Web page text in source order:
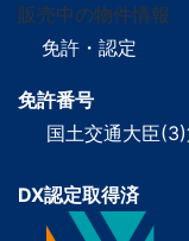
販売中の物件情報
免許・認定
免許番号
国土交通大臣
DX認定取得済